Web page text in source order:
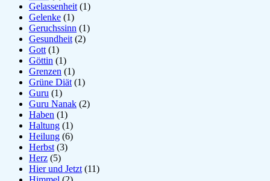
Gelassenheit (1)
Gelenke (1)
Geruchssinn (1)
Gesundheit (2)
Gott (1)
Göttin (1)
Grenzen (1)
Grüne Diät (1)
Guru (1)
Guru Nanak (2)
Haben (1)
Haltung (1)
Heilung (6)
Herbst (3)
Herz (5)
Hier und Jetzt (11)